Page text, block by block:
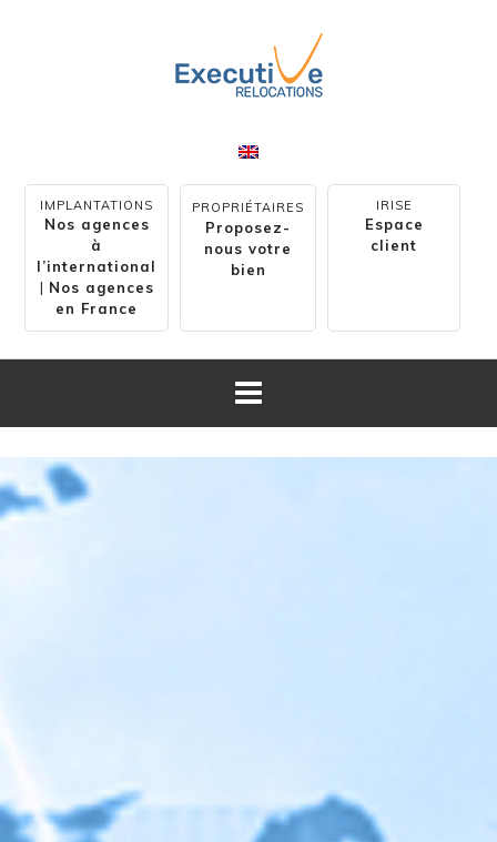
IMPLANTATIONS
Nos agences
à
l’international
| Nos agences
en France
PROPRIÉTAIRES
Proposez-
nous votre
bien
IRISE
Espace
client